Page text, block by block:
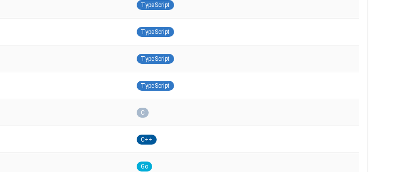
TypeScript
TypeScript
TypeScript
TypeScript
C
C++
Go